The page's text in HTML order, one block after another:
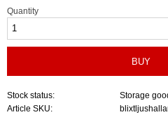
Quantity
BUY
Stock status
Storage
Article SKU